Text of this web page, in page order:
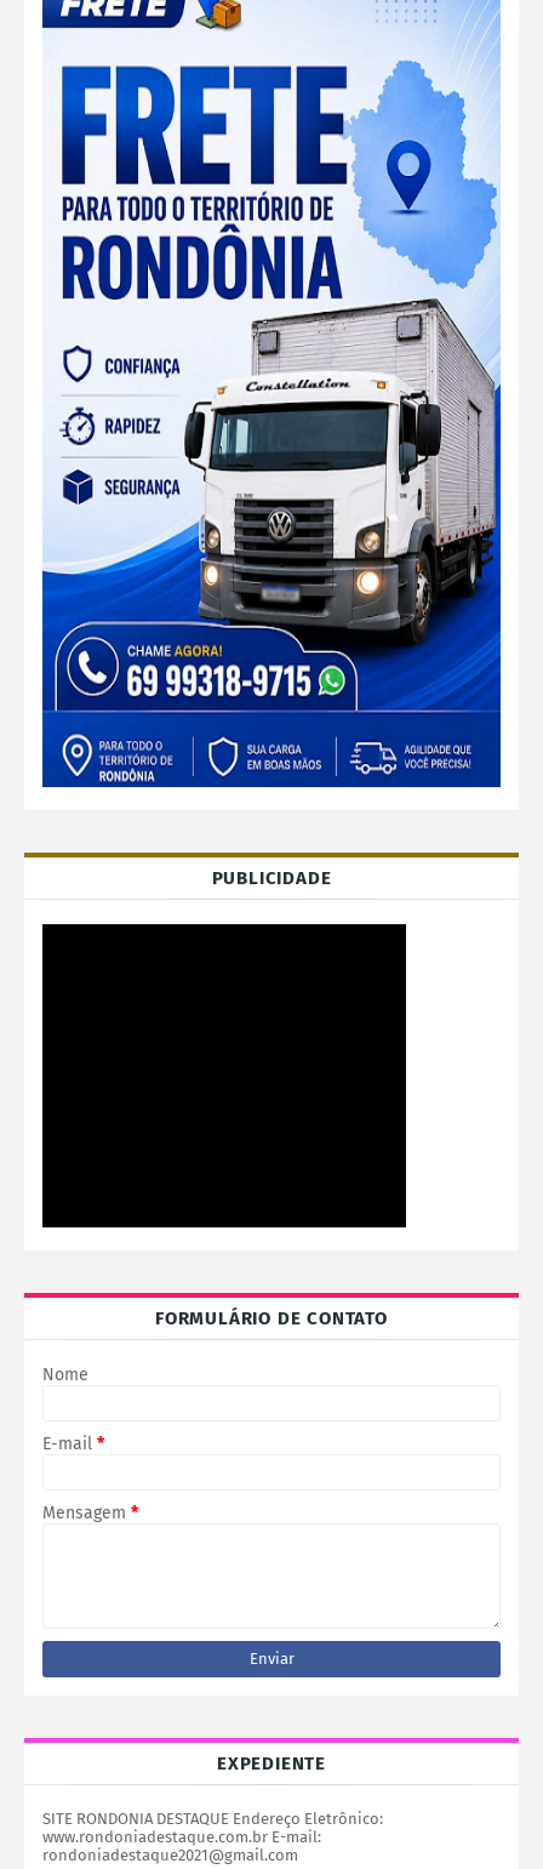
PUBLICIDADE
FORMULÁRIO DE CONTATO
Nome
E-mail *
Mensagem *
EXPEDIENTE
SITE RONDONIA DESTAQUE Endereço Eletrônico:
www.rondoniadestaque.com.br E-mail:
rondoniadestaque2021@gmail.com